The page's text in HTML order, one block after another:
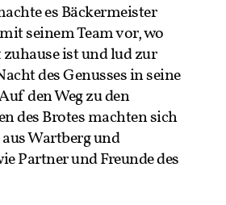
es Bäckermeister
seinem Team vor, wo
ist und lud zur
des Genusses in seine
den Weg zu den
des Brotes machten sich
Wartberg und
Partner und Freunde des